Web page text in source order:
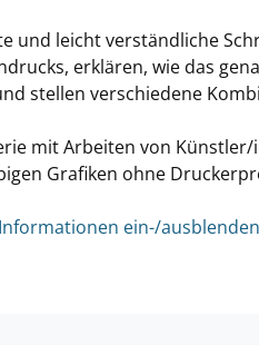
und leicht verständliche
erklären, wie das
stellen verschiedene
mit Arbeiten von
Grafiken ohne
ein-/ausblenden